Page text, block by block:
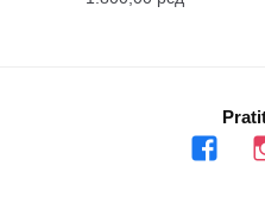
facebook